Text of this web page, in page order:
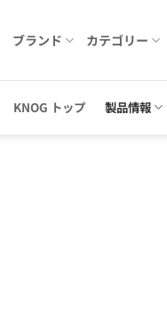
ブランド カテゴリー
KNOG トップ 製品情報